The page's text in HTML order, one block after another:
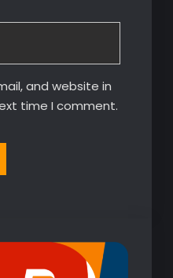
and website in
time I comment.